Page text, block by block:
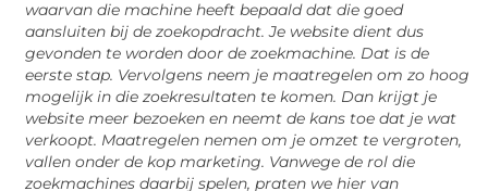
waarvan die machine heeft bepaald dat die goed
aansluiten bij de zoekopdracht. Je website dient dus
gevonden te worden door de zoekmachine. Dat is de
eerste stap. Vervolgens neem je maatregelen om zo hoog
mogelijk in die zoekresultaten te komen. Dan krijgt je
website meer bezoeken en neemt de kans toe dat je wat
verkoopt. Maatregelen nemen om je omzet te vergroten,
vallen onder de kop marketing. Vanwege de rol die
zoekmachines daarbij spelen, praten we hier van